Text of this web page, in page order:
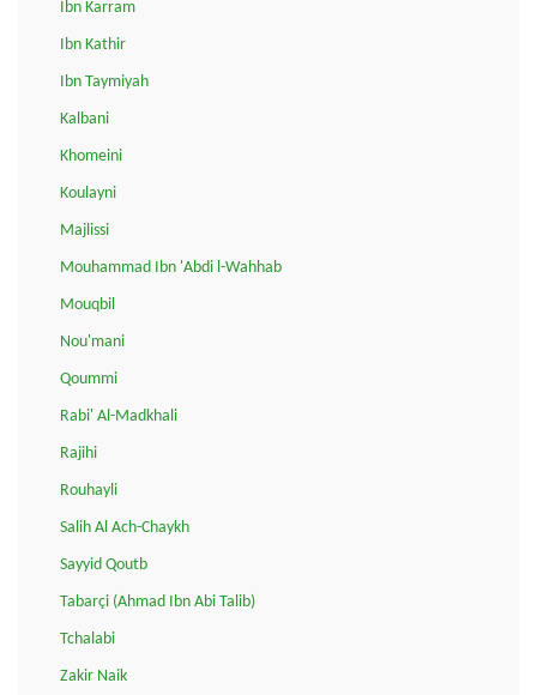
Ibn Karram
Ibn Kathir
Ibn Taymiyah
Kalbani
Khomeini
Koulayni
Majlissi
Mouhammad Ibn 'Abdi l-Wahhab
Mouqbil
Nou'mani
Qoummi
Rabi' Al-Madkhali
Rajihi
Rouhayli
Salih Al Ach-Chaykh
Sayyid Qoutb
Tabarçi (Ahmad Ibn Abi Talib)
Tchalabi
Zakir Naik